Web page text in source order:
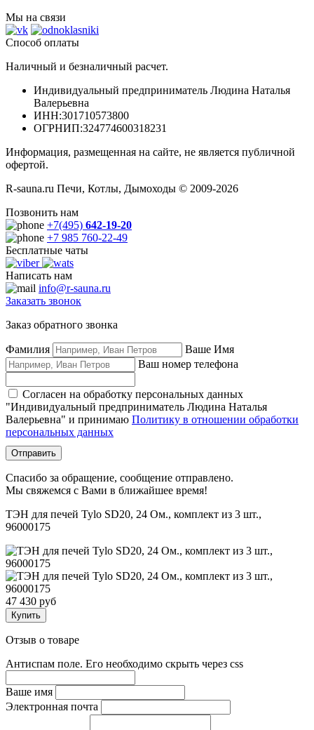
Мы на связи
Способ оплаты
Наличный и безналичный расчет.
Индивидуальный предприниматель Людина Наталья
Валерьевна
ИНН:301710573800
ОГРНИП:324774600318231
Информация, размещенная на сайте, не является публичной
офертой.
R-sauna.ru Печи, Котлы, Дымоходы © 2009-2026
Позвонить нам
+7(495) 642-19-20
+7 985 760-22-49
Бесплатные чаты
Написать нам
info@r-sauna.ru
Заказать звонок
Заказ обратного звонка
Фамилия
Ваше Имя
Ваш номер телефона
Согласен на обработку персональных данных
"Индивидуальный предприниматель Людина Наталья
Валерьевна" и принимаю Политику в отношении обработки
персональных данных
Отправить
Спасибо за обращение, сообщение отправлено.
Мы свяжемся с Вами в ближайшее время!
ТЭН для печей Tylo SD20, 24 Ом., комплект из 3 шт.,
96000175
47 430 руб
Купить
Отзыв о товаре
Антиспам поле. Его необходимо скрыть через css
Ваше имя
Электронная почта